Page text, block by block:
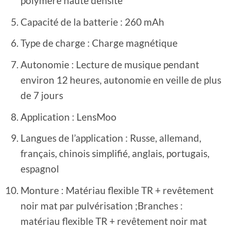
Capacité de la batterie : 260 mAh
Type de charge : Charge magnétique
Autonomie : Lecture de musique pendant
environ 12 heures, autonomie en veille de plus
de 7 jours
Application : LensMoo
Langues de l’application : Russe, allemand,
français, chinois simplifié, anglais, portugais,
espagnol
Monture : Matériau flexible TR + revêtement
noir mat par pulvérisation ;Branches :
matériau flexible TR + revêtement noir mat